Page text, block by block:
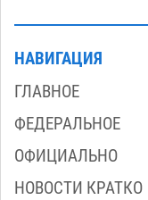
НАВИГАЦИЯ
ГЛАВНОЕ
ФЕДЕРАЛЬНОЕ
ОФИЦИАЛЬНО
НОВОСТИ КРАТКО